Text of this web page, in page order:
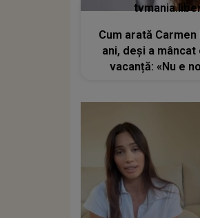
Cum arată
ani, deși a
vacanță: «Nu e